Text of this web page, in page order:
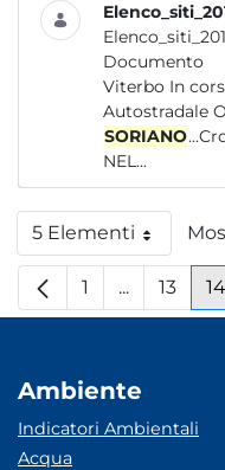
Documento
Viterbo In corso PV Eni 17496
Autostradale
SORIANO
NEL...
5 ElementiPer pagina
Pagina
1 ...PaginePagina
13 14
Ambiente
Indicatori Ambientali
Acqua